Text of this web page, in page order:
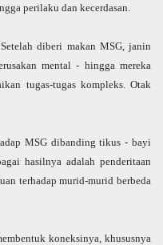
perilaku dan kecerdasan.
diberi makan MSG, janin
mental - hingga mereka
tugas-tugas kompleks. Otak
MSG dibanding tikus - bayi
hasilnya adalah penderitaan
terhadap murid-murid berbeda
koneksinya, khususnya